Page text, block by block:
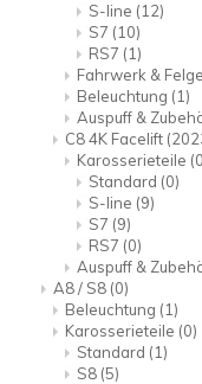
S-line (12)
S7 (10)
RS7 (1)
Fahrwerk &
Beleuchtung (1)
Auspuff &
C8 4K Facelift
Karosserieteile
Standard (0)
S-line (9)
S7 (9)
RS7 (0)
Auspuff &
A8 / S8 (0)
Beleuchtung (1)
Karosserieteile (0)
Standard (1)
S8 (5)